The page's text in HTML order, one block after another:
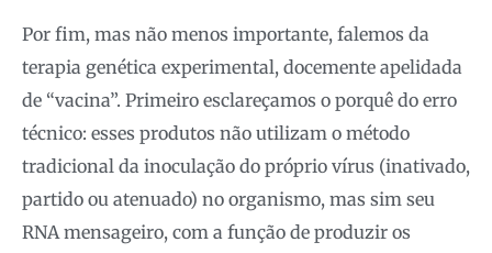
Por fim, mas não menos importante, falemos da
terapia genética experimental, docemente apelidada
de “vacina”. Primeiro esclareçamos o porquê do erro
técnico: esses produtos não utilizam o método
tradicional da inoculação do próprio vírus (inativado,
partido ou atenuado) no organismo, mas sim seu
RNA mensageiro, com a função de produzir os